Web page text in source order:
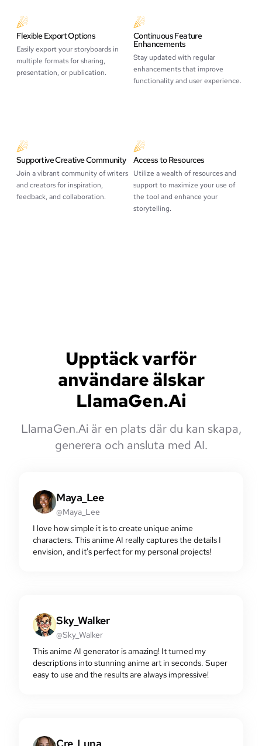
Flexible Export Options
Easily export your storyboards in
multiple formats for sharing,
presentation, or publication.
Continuous Feature
Enhancements
Stay updated with regular
enhancements that improve
functionality and user experience.
Supportive Creative Community
Join a vibrant community of writers
and creators for inspiration,
feedback, and collaboration.
Access to Resources
Utilize a wealth of resources and
support to maximize your use of
the tool and enhance your
storytelling.
Upptäck varför
användare älskar
LlamaGen.Ai
LlamaGen.Ai är en plats där du kan skapa,
generera och ansluta med AI.
Maya_Lee
@Maya_Lee
I love how simple it is to create unique anime
characters. This anime AI really captures the details I
envision, and it's perfect for my personal projects!
Sky_Walker
@Sky_Walker
This anime AI generator is amazing! It turned my
descriptions into stunning anime art in seconds. Super
easy to use and the results are always impressive!
Cre_Luna